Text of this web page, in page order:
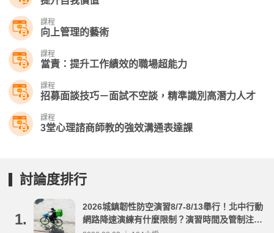
課程
向上管理的藝術
課程
當責：提升工作績效的職場超能力
課程
招募面談技巧－面試不空談，精準識別高潛力人才
課程
3堂心理諮商師教的強效溝通表達課
討論度排行
1.
2026城鎮韌性防空演習8/7-8/13舉行！北中行動
網路降速演練有什麼限制？演習時間及管制注意